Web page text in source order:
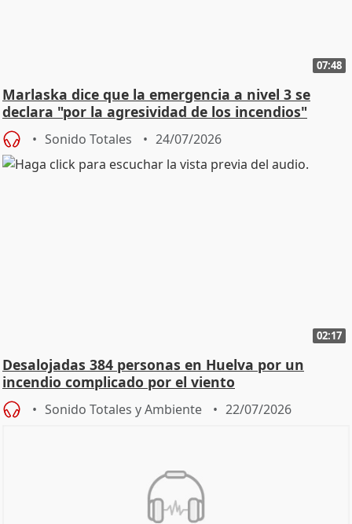
07:48
Marlaska dice que la emergencia a nivel 3 se
declara "por la agresividad de los incendios"
Sonido Totales 24/07/2026
02:17
Desalojadas 384 personas en Huelva por un
incendio complicado por el viento
Sonido Totales y Ambiente 22/07/2026